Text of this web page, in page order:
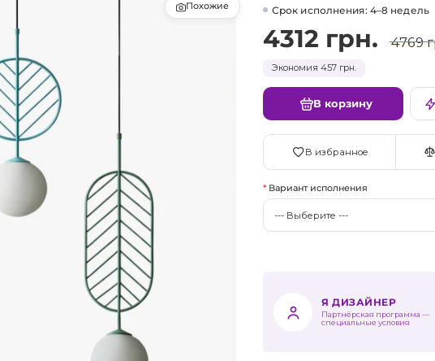
Похожие Срок исполнения: 4–8 недель
4312 грн. 4769
Экономия 457 грн.
В корзину
В избранное
Вариант исполнения
Я ДИЗАЙНЕР
Партнёрская программа —
специальные условия